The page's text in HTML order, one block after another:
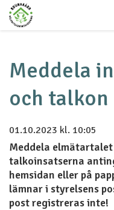
Meddela
och
01.10.2023 kl. 10:05
Meddela
talkoinsatserna
hemsidan eller på
lämnar i styrelsens
post registreras inte!